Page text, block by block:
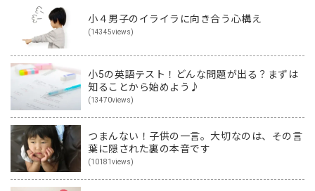
小４男子のイライラに向き合う心構え
(14345views)
小5の英語テスト！どんな問題が出る？まずは
知ることから始めよう♪
(13470views)
つまんない！子供の一言。大切なのは、その言
葉に隠された裏の本音です
(10181views)